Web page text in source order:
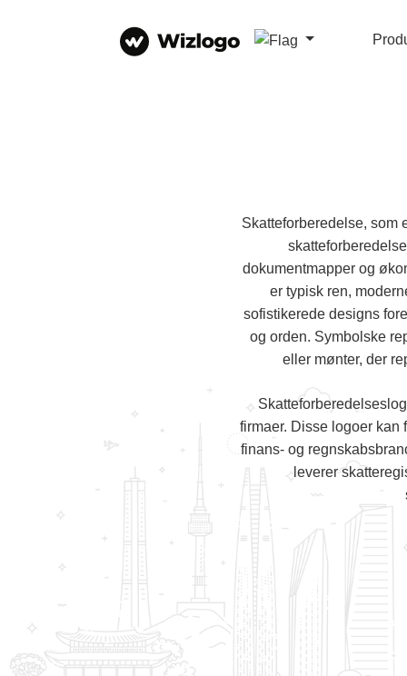
Skatteforberedelse, som
dokumentmapper og
er typisk ren,
sofistikerede designs
og orden. Symbolske
eller mønter, der
firmaer. Disse logoer kan
finans- og
leverer